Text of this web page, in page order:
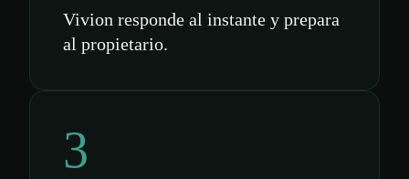
Vivion responde al instante y prepara
al propietario.
3